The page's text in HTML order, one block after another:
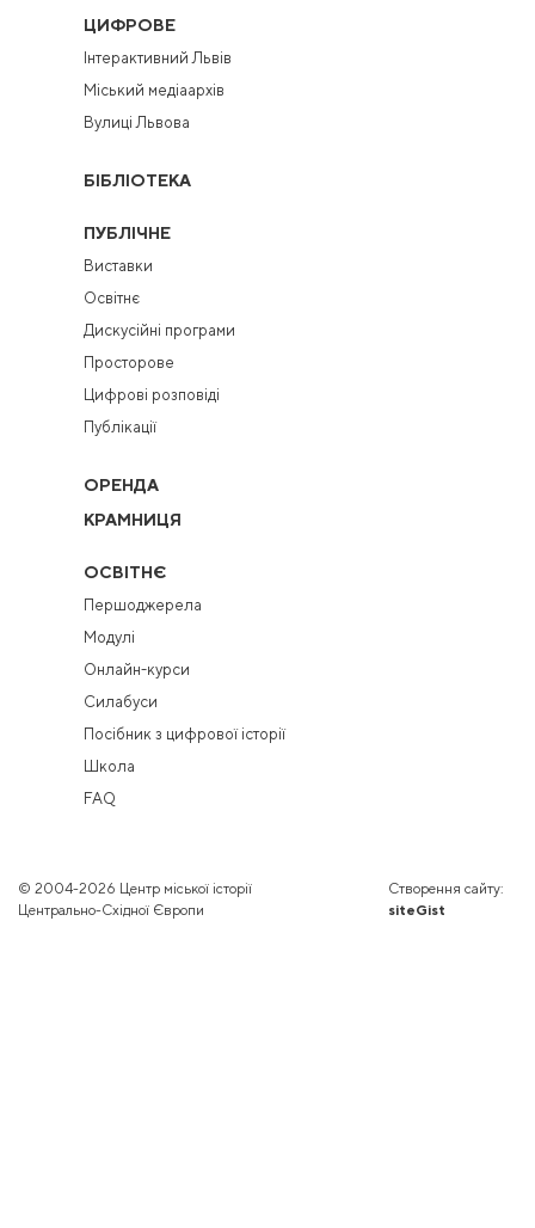
ЦИФРОВЕ
Інтерактивний Львів
Міський медіаархів
Вулиці Львова
БІБЛІОТЕКА
ПУБЛІЧНЕ
Виставки
Освітнє
Дискусійні програми
Просторове
Цифрові розповіді
Публікації
ОРЕНДА
КРАМНИЦЯ
ОСВІТНЄ
Першоджерела
Модулі
Онлайн-курси
Силабуси
Посібник з цифрової історії
Школа
FAQ
© 2004-2026 Центр міської історії
Центрально-Східної Європи
Створення сайту:
siteGist